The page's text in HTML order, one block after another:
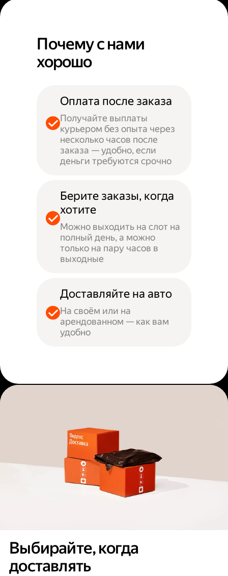
Почему с нами
хорошо
Оплата после заказа
Получайте выплаты
курьером без опыта через
несколько часов после
заказа — удобно, если
деньги требуются срочно
Берите заказы, когда
хотите
Можно выходить на слот на
полный день, а можно
только на пару часов в
выходные
Доставляйте на авто
На своём или на
арендованном — как вам
удобно
Выбирайте, когда
доставлять